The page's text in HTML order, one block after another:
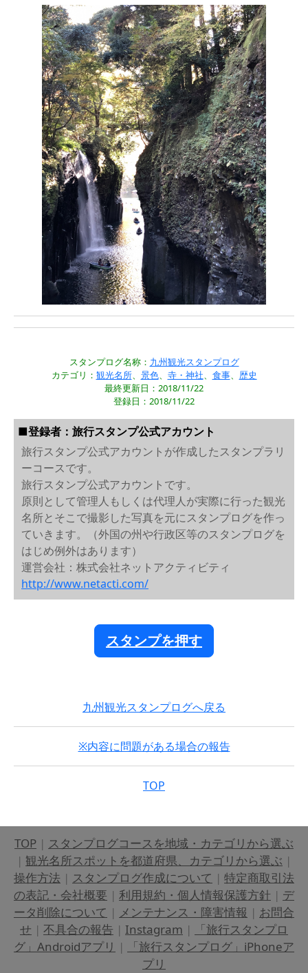
スタンプログ名称： 九州観光スタンプログ
カテゴリ： 観光名所、 景色、 寺・神社、 食事、 歴史
最終更新日：2018/11/22
登録日：2018/11/22
■登録者：旅行スタンプ公式アカウント
旅行スタンプ公式アカウントが作成したスタンプラリ
ーコースです。
旅行スタンプ公式アカウントです。
原則として管理人もしくは代理人が実際に行った観光
名所とそこで撮影した写真を元にスタンプログを作っ
ていきます。（外国の州や行政区等のスタンプログを
はじめ例外はあります）
運営会社：株式会社ネットアクティビティ
http://www.netacti.com/
スタンプを押す
九州観光スタンプログへ戻る
※内容に問題がある場合の報告
TOP
TOP | スタンプログコースを地域・カテゴリから選ぶ
| 観光名所スポットを都道府県、カテゴリから選ぶ |
操作方法 | スタンプログ作成について | 特定商取引法
の表記・会社概要 | 利用規約・個人情報保護方針 | デ
ータ削除について | メンテナンス・障害情報 | お問合
せ | 不具合の報告 | Instagram |
「旅行スタンプロ
グ」Androidアプリ |
「旅行スタンプログ」iPhoneア
プリ